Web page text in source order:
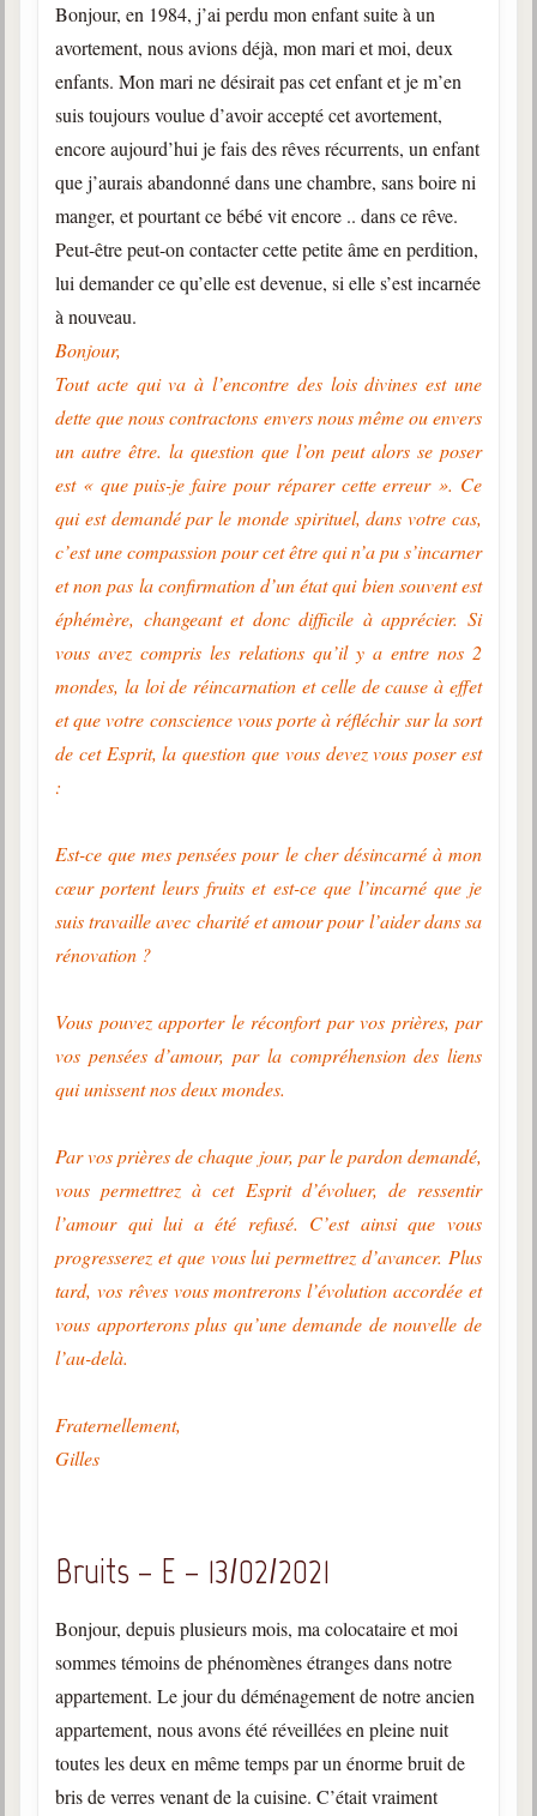
Bonjour, en 1984, j’ai perdu mon enfant suite à un
avortement, nous avions déjà, mon mari et moi, deux
enfants. Mon mari ne désirait pas cet enfant et je m’en
suis toujours voulue d’avoir accepté cet avortement,
encore aujourd’hui je fais des rêves récurrents, un enfant
que j’aurais abandonné dans une chambre, sans boire ni
manger, et pourtant ce bébé vit encore .. dans ce rêve.
Peut-être peut-on contacter cette petite âme en perdition,
lui demander ce qu’elle est devenue, si elle s’est incarnée
à nouveau.
Bonjour,
Tout acte qui va à l’encontre des lois divines est une
dette que nous contractons envers nous même ou envers
un autre être. la question que l’on peut alors se poser
est « que puis-je faire pour réparer cette erreur ». Ce
qui est demandé par le monde spirituel, dans votre cas,
c’est une compassion pour cet être qui n’a pu s’incarner
et non pas la confirmation d’un état qui bien souvent est
éphémère, changeant et donc difficile à apprécier. Si
vous avez compris les relations qu’il y a entre nos 2
mondes, la loi de réincarnation et celle de cause à effet
et que votre conscience vous porte à réfléchir sur la sort
de cet Esprit, la question que vous devez vous poser est
:
Est-ce que mes pensées pour le cher désincarné à mon
cœur portent leurs fruits et est-ce que l’incarné que je
suis travaille avec charité et amour pour l’aider dans sa
rénovation ?
Vous pouvez apporter le réconfort par vos prières, par
vos pensées d’amour, par la compréhension des liens
qui unissent nos deux mondes.
Par vos prières de chaque jour, par le pardon demandé,
vous permettrez à cet Esprit d’évoluer, de ressentir
l’amour qui lui a été refusé. C’est ainsi que vous
progresserez et que vous lui permettrez d’avancer. Plus
tard, vos rêves vous montrerons l’évolution accordée et
vous apporterons plus qu’une demande de nouvelle de
l’au-delà.
Fraternellement,
Gilles
Bruits – E – 13/02/2021
Bonjour, depuis plusieurs mois, ma colocataire et moi
sommes témoins de phénomènes étranges dans notre
appartement. Le jour du déménagement de notre ancien
appartement, nous avons été réveillées en pleine nuit
toutes les deux en même temps par un énorme bruit de
bris de verres venant de la cuisine. C’était vraiment